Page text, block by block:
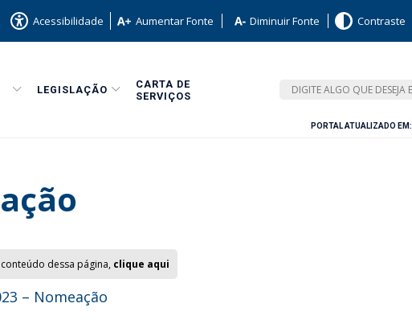
Acessibilidade Aumentar Fonte Diminuir Fonte Contraste
LEGISLAÇÃO
CARTA DE
SERVIÇOS
PORTAL ATUALIZADO EM:
dessa página, clique aqui
– Nomeação